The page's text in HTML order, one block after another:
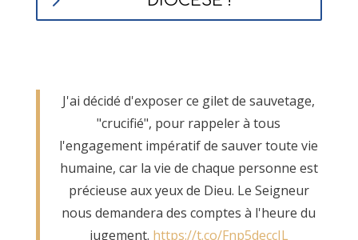
J'ai décidé d'exposer ce gilet de sauvetage,
"crucifié", pour rappeler à tous
l'engagement impératif de sauver toute vie
humaine, car la vie de chaque personne est
précieuse aux yeux de Dieu. Le Seigneur
nous demandera des comptes à l'heure du
jugement. https://t.co/Fnp5deccIL